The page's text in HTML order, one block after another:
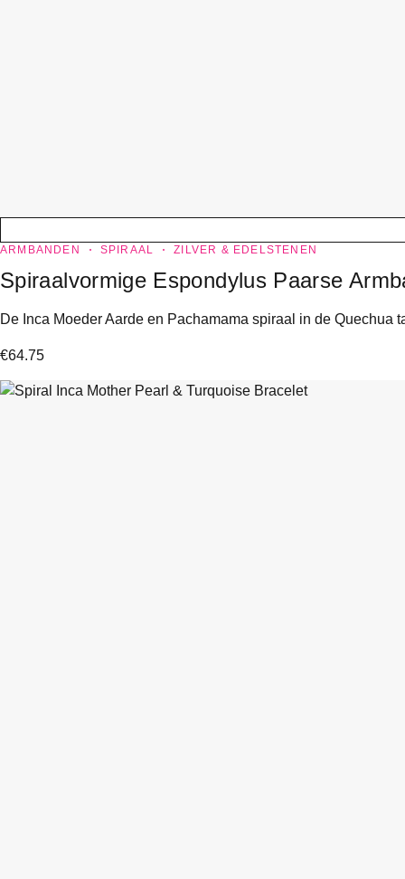
ARMBANDEN SPIRAAL ZILVER & EDELSTENEN
Spiraalvormige Espondylus Paarse
De Inca Moeder Aarde en Pachamama spiraal in de
€64.75